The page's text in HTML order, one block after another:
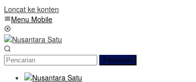
Loncat ke konten
Menu Mobile
Pencarian